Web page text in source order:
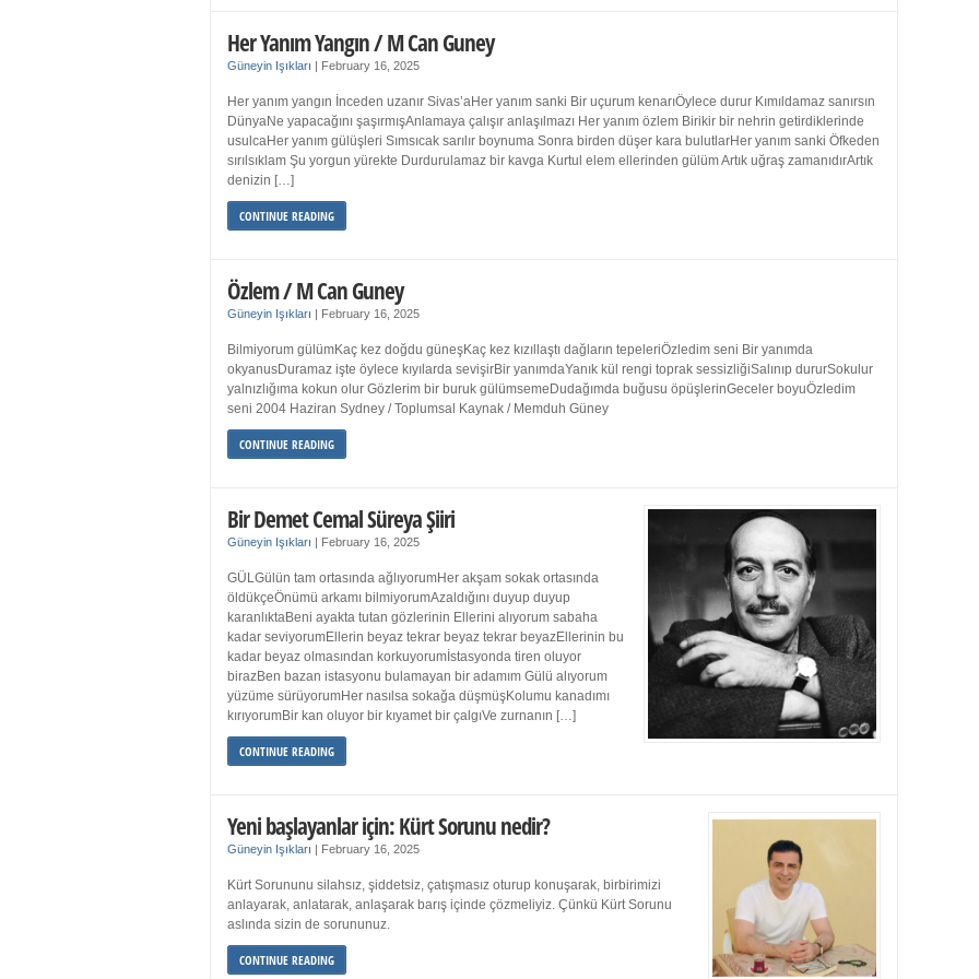
Her Yanım Yangın / M Can Guney
Güneyin Işıkları February 16, 2025
Her yanım yangın İnceden uzanır Sivas’aHer yanım sanki Bir uçurum kenarıÖylece durur Kımıldamaz sanırsın
DünyaNe yapacağını şaşırmışAnlamaya çalışır anlaşılmazı Her yanım özlem Birikir bir nehrin getirdiklerinde
usulcaHer yanım gülüşleri Sımsıcak sarılır boynuma Sonra birden düşer kara bulutlarHer yanım sanki Öfkeden
sırılsıklam Şu yorgun yürekte Durdurulamaz bir kavga Kurtul elem ellerinden gülüm Artık uğraş zamanıdırArtık
denizin […]
CONTINUE READING
Özlem / M Can Guney
Güneyin Işıkları February 16, 2025
Bilmiyorum gülümKaç kez doğdu güneşKaç kez kızıllaştı dağların tepeleriÖzledim seni Bir yanımda
okyanusDuramaz işte öylece kıyılarda sevişirBir yanımdaYanık kül rengi toprak sessizliğiSalınıp dururSokulur
yalnızlığıma kokun olur Gözlerim bir buruk gülümsemeDudağımda buğusu öpüşlerinGeceler boyuÖzledim
seni 2004 Haziran Sydney / Toplumsal Kaynak / Memduh Güney
CONTINUE READING
Bir Demet Cemal Süreya Şiiri
Güneyin Işıkları February 16, 2025
GÜLGülün tam ortasında ağlıyorumHer akşam sokak ortasında
öldükçeÖnümü arkamı bilmiyorumAzaldığını duyup duyup
karanlıktaBeni ayakta tutan gözlerinin Ellerini alıyorum sabaha
kadar seviyorumEllerin beyaz tekrar beyaz tekrar beyazEllerinin bu
kadar beyaz olmasından korkuyorumİstasyonda tiren oluyor
birazBen bazan istasyonu bulamayan bir adamım Gülü alıyorum
yüzüme sürüyorumHer nasılsa sokağa düşmüşKolumu kanadımı
kırıyorumBir kan oluyor bir kıyamet bir çalgıVe zurnanın […]
CONTINUE READING
Yeni başlayanlar için: Kürt Sorunu nedir?
Güneyin Işıkları February 16, 2025
Kürt Sorununu silahsız, şiddetsiz, çatışmasız oturup konuşarak, birbirimizi
anlayarak, anlatarak, anlaşarak barış içinde çözmeliyiz. Çünkü Kürt Sorunu
aslında sizin de sorununuz.
CONTINUE READING